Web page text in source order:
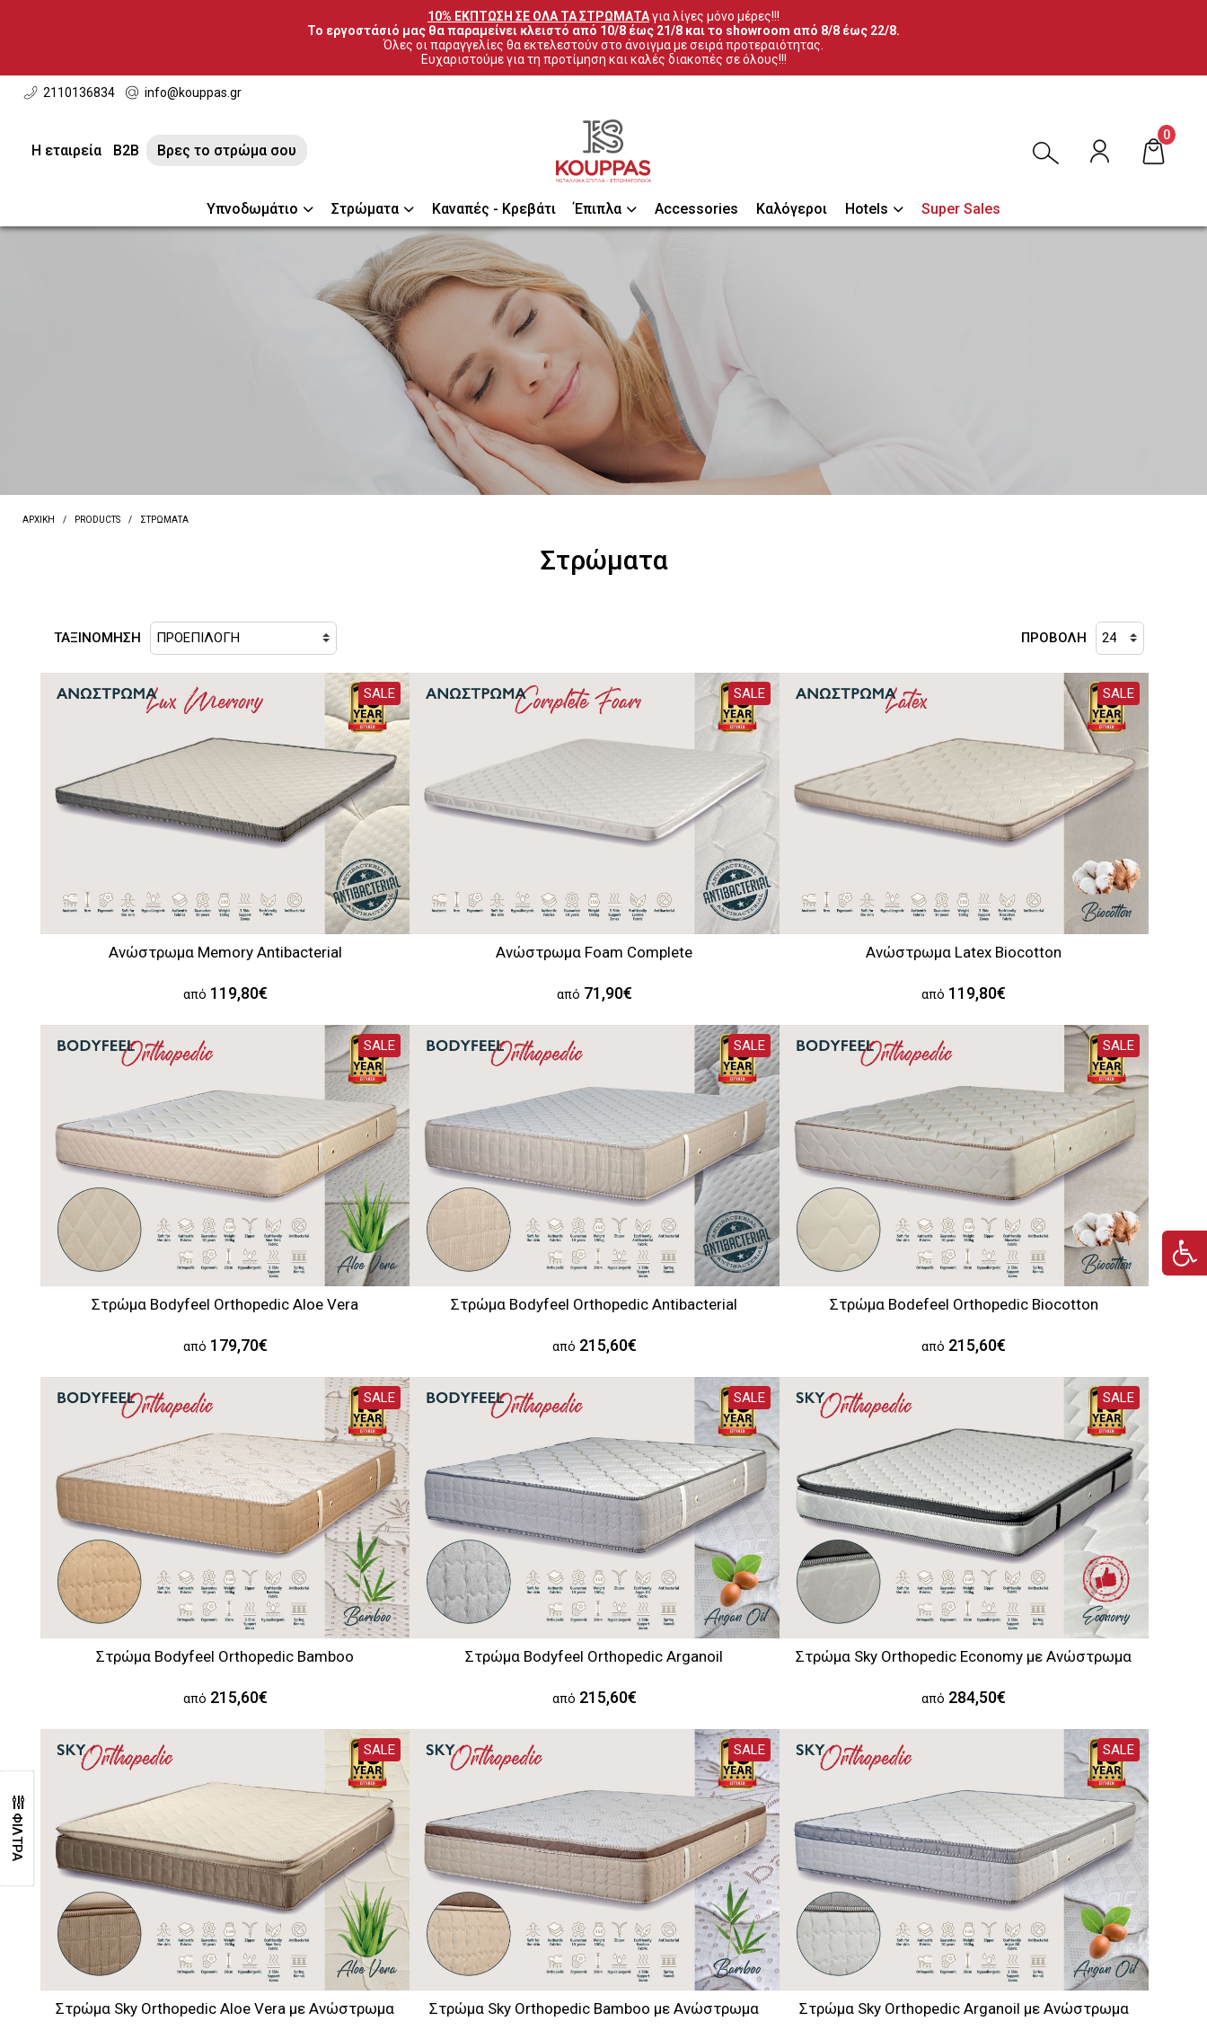
10% ΕΚΠΤΩΣΗ ΣΕ ΟΛΑ ΤΑ ΣΤΡΩΜΑΤΑ για λίγες μόνο μέρες!!!
Το εργοστάσιό μας θα παραμείνει κλειστό από 10/8 έως 21/8 και το showroom από 8/8 έως 22/8.
Όλες οι παραγγελίες θα εκτελεστούν στο άνοιγμα με σειρά προτεραιότητας.
Ευχαριστούμε για τη προτίμηση και καλές διακοπές σε όλους!!!
2110136834 info@kouppas.gr
Η εταιρεία B2B Βρες το στρώμα σου
0
Υπνοδωμάτιο Στρώματα Καναπές - Κρεβάτι Έπιπλα Accessories Καλόγεροι Hotels Super Sales
ΑΡΧΙΚΗ PRODUCTS ΣΤΡΏΜΑΤΑ
Στρώματα
ΦΙΛΤΡΑ
ΤΑΞΙΝΟΜΗΣΗ ΠΡΟΒΟΛΗ
SALE
Ανώστρωμα Memory Antibacterial
από 119,80€
SALE
Ανώστρωμα Foam Complete
από 71,90€
SALE
Ανώστρωμα Latex Biocotton
από 119,80€
SALE
Στρώμα Bodyfeel Orthopedic Aloe Vera
από 179,70€
SALE
Στρώμα Bodyfeel Orthopedic Antibacterial
από 215,60€
SALE
Στρώμα Bodefeel Orthopedic Biocotton
από 215,60€
SALE
Στρώμα Bodyfeel Orthopedic Bamboo
από 215,60€
SALE
Στρώμα Bodyfeel Orthopedic Arganoil
από 215,60€
SALE
Στρώμα Sky Orthopedic Economy με Aνώστρωμα
από 284,50€
SALE
Στρώμα Sky Orthopedic Aloe Vera με Ανώστρωμα
SALE
Στρώμα Sky Orthopedic Bamboo με Aνώστρωμα
SALE
Στρώμα Sky Orthopedic Arganoil με Aνώστρωμα